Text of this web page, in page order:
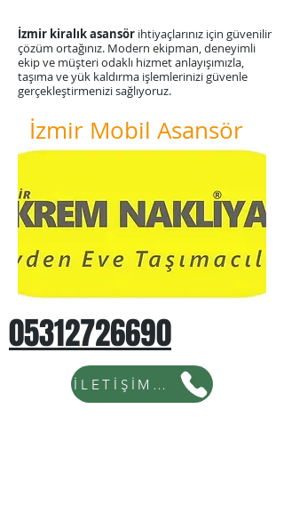
​İzmir kiralık asansör ihtiyaçlarınız için güvenilir
çözüm ortağınız. Modern ekipman, deneyimli
ekip ve müşteri odaklı hizmet anlayışımızla,
taşıma ve yük kaldırma işlemlerinizi güvenle
gerçekleştirmenizi sağlıyoruz.
İzmir Mobil Asansör
05312726690
İLETİŞİM İÇİN TIKLAYINIZ...